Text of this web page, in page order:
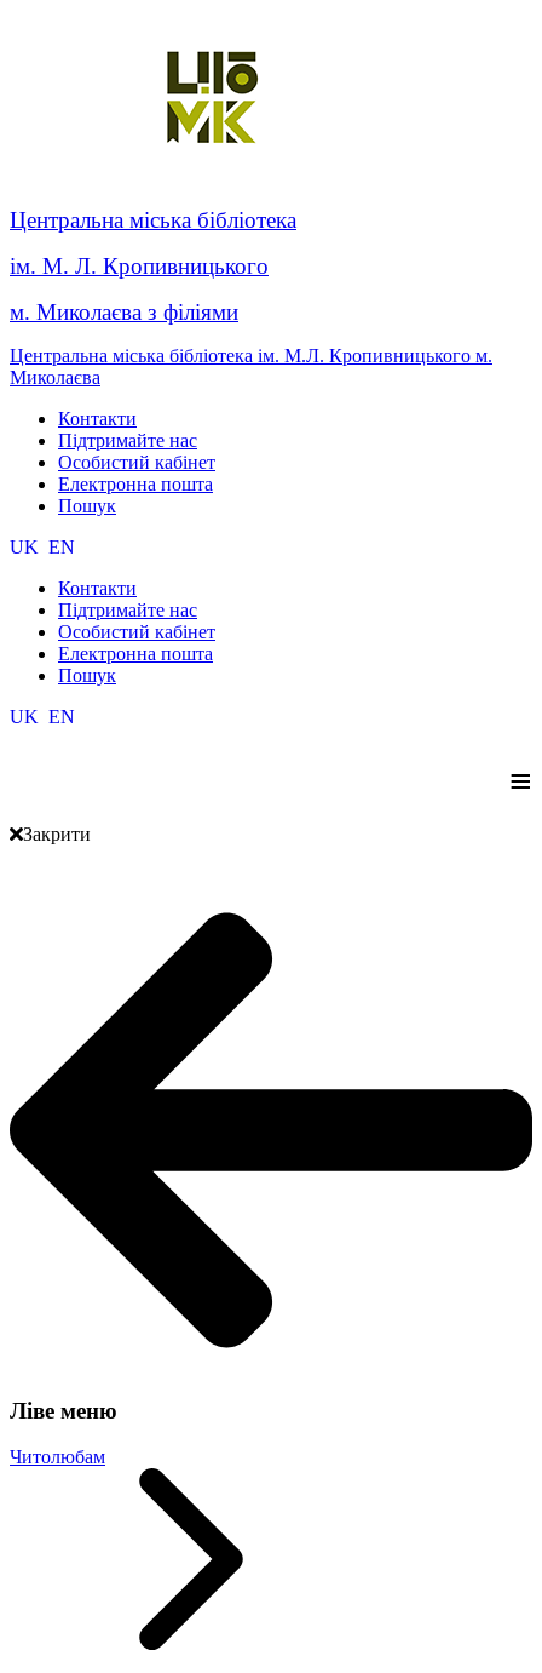
Центральна міська бібліотека
ім. М. Л. Кропивницького
м. Миколаєва з філіями
Центральна міська бібліотека ім. М.Л. Кропивницького м.
Миколаєва
Контакти
Підтримайте нас
Особистий кабінет
Електронна пошта
Пошук
UK EN
Контакти
Підтримайте нас
Особистий кабінет
Електронна пошта
Пошук
UK EN
≡
Закрити
Ліве меню
Читолюбам